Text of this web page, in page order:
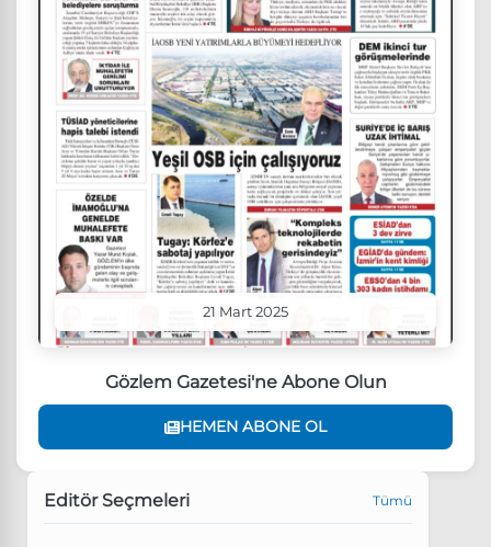
21 Mart 2025
Gözlem Gazetesi'ne Abone Olun
HEMEN ABONE OL
Editör Seçmeleri Tümü